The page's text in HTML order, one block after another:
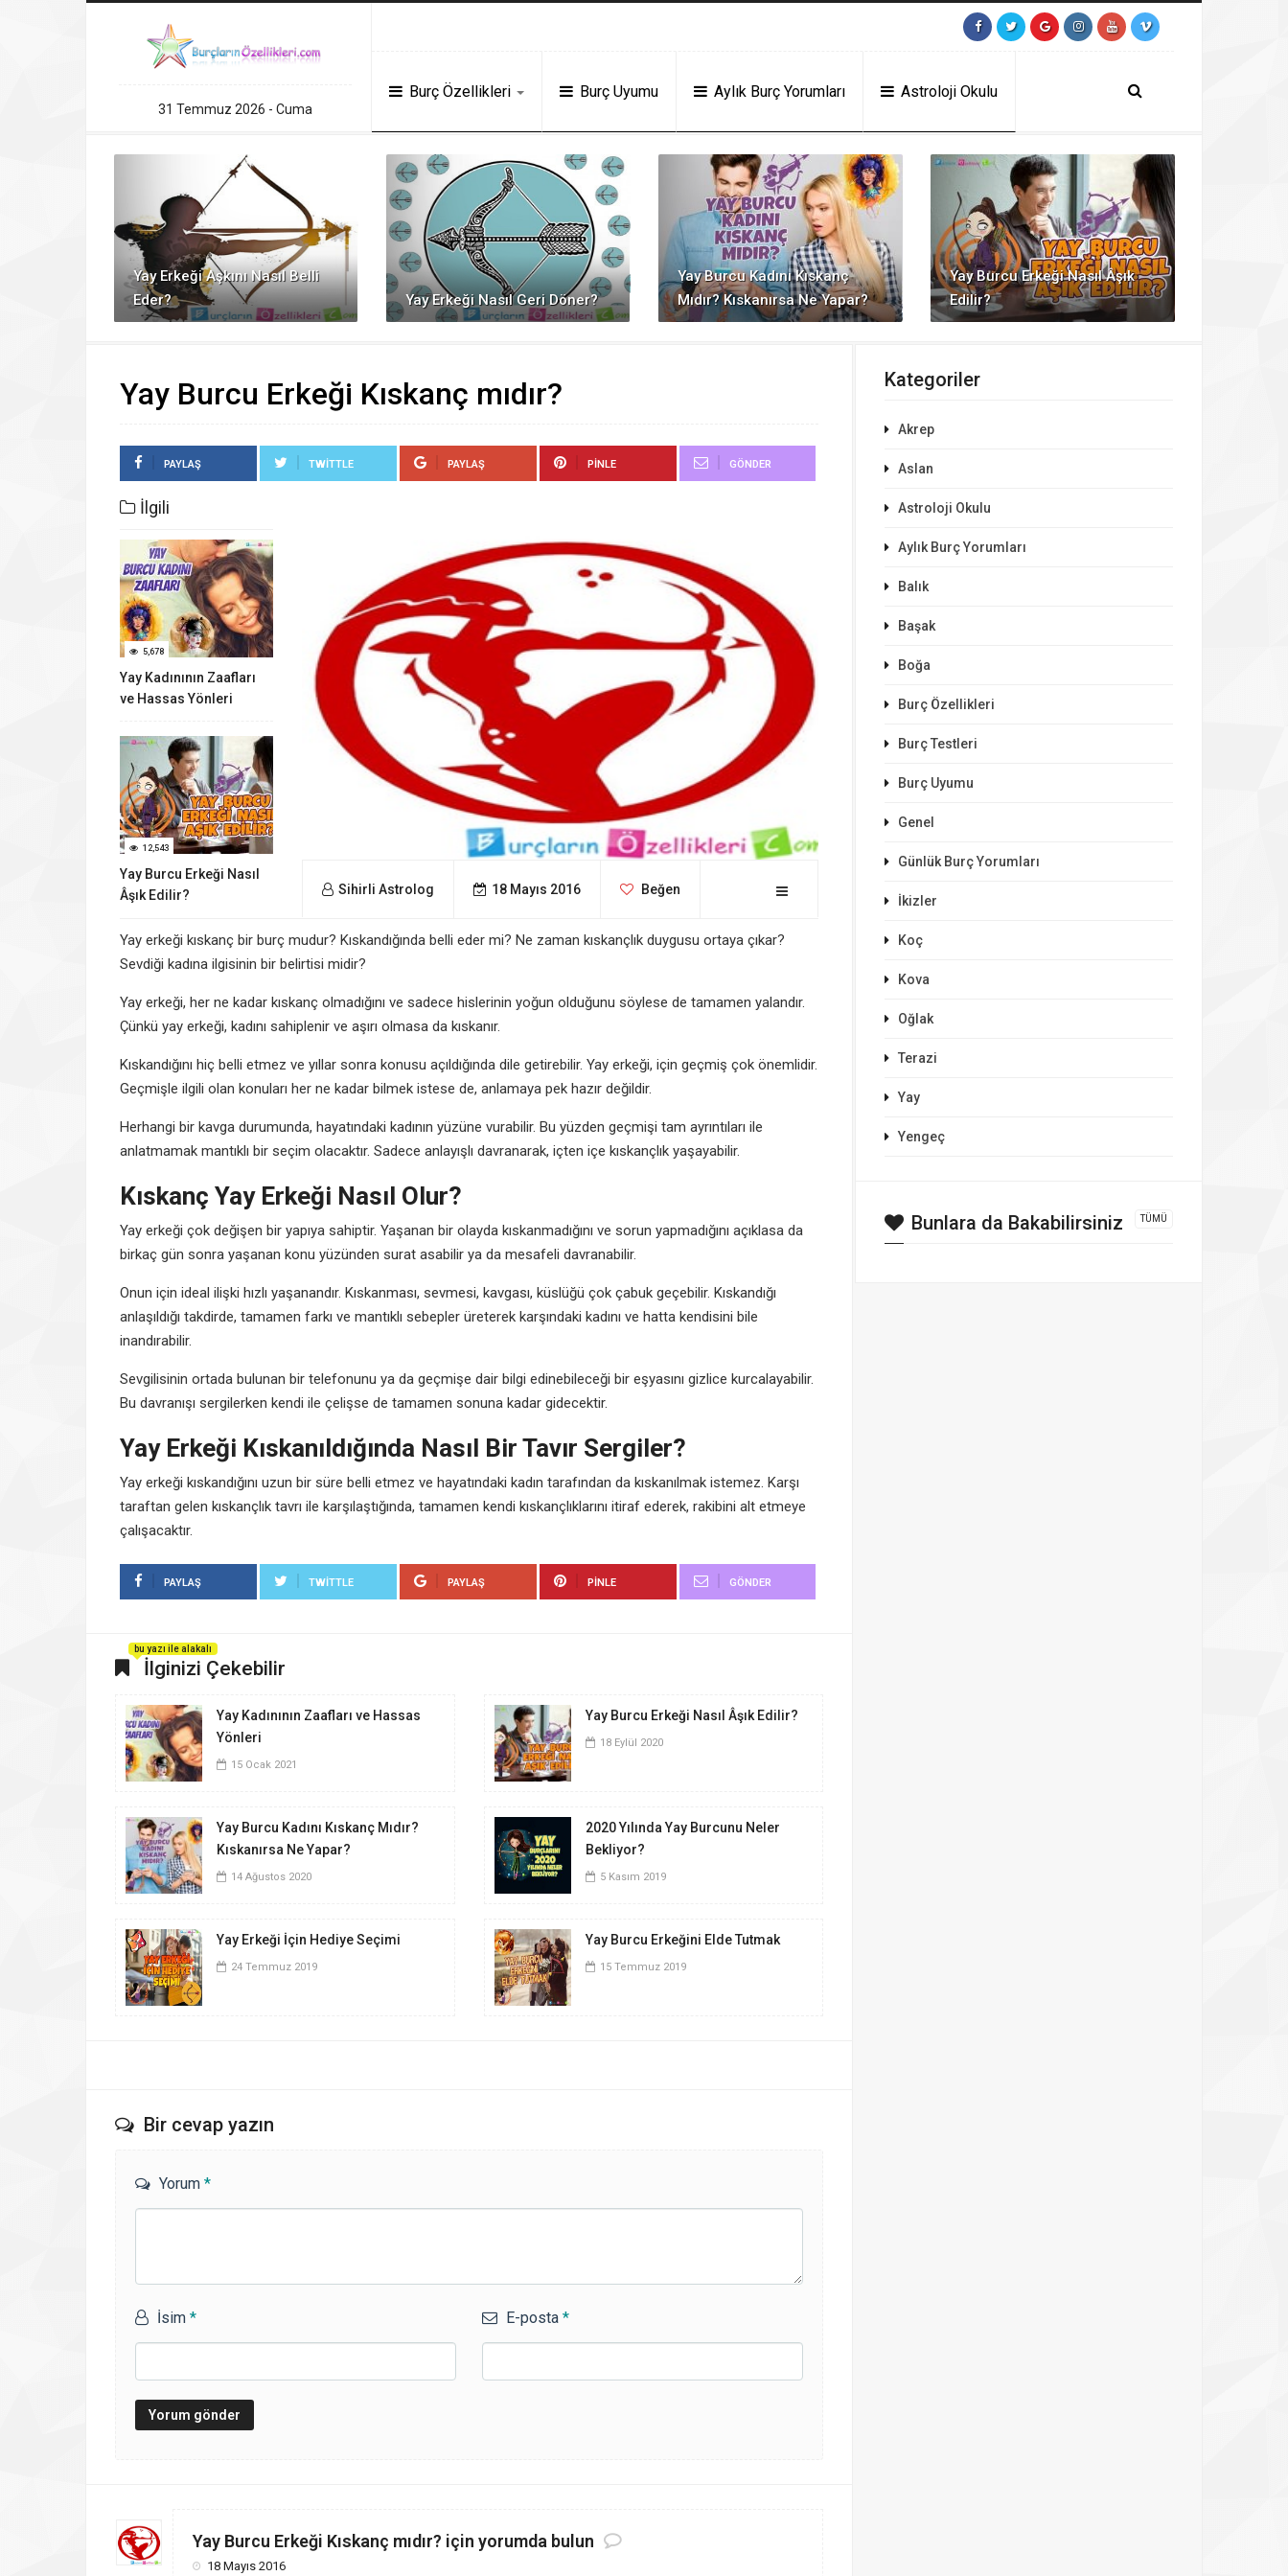
https://contact.moerleinlagerhouse.com/ https://milliol.com/
31 Temmuz 2026 - Cuma
Burç Özellikleri Burç Uyumu Aylık Burç Yorumları Astroloji Okulu
Yay Erkeği Aşkını Nasıl Belli
Eder?
Yay Erkeği Nasıl Geri Döner?
Yay Burcu Kadını Kıskanç
Mıdır? Kıskanırsa Ne Yapar?
Yay Burcu Erkeği Nasıl Âşık
Edilir?
Yay Burcu Erkeği Kıskanç mıdır?
PAYLAŞ TWITTLE PAYLAŞ PINLE GÖNDER
İlgili
5,678
Yay Kadınının Zaafları
ve Hassas Yönleri
12,543
Yay Burcu Erkeği Nasıl
Âşık Edilir?
Sihirli Astrolog 18 Mayıs 2016 Beğen
Yay erkeği kıskanç bir burç mudur? Kıskandığında belli eder mi? Ne zaman kıskançlık duygusu ortaya çıkar?
Sevdiği kadına ilgisinin bir belirtisi midir?
Yay erkeği, her ne kadar kıskanç olmadığını ve sadece hislerinin yoğun olduğunu söylese de tamamen yalandır.
Çünkü yay erkeği, kadını sahiplenir ve aşırı olmasa da kıskanır.
Kıskandığını hiç belli etmez ve yıllar sonra konusu açıldığında dile getirebilir. Yay erkeği, için geçmiş çok önemlidir.
Geçmişle ilgili olan konuları her ne kadar bilmek istese de, anlamaya pek hazır değildir.
Herhangi bir kavga durumunda, hayatındaki kadının yüzüne vurabilir. Bu yüzden geçmişi tam ayrıntıları ile
anlatmamak mantıklı bir seçim olacaktır. Sadece anlayışlı davranarak, içten içe kıskançlık yaşayabilir.
Kıskanç Yay Erkeği Nasıl Olur?
Yay erkeği çok değişen bir yapıya sahiptir. Yaşanan bir olayda kıskanmadığını ve sorun yapmadığını açıklasa da
birkaç gün sonra yaşanan konu yüzünden surat asabilir ya da mesafeli davranabilir.
Onun için ideal ilişki hızlı yaşanandır. Kıskanması, sevmesi, kavgası, küslüğü çok çabuk geçebilir. Kıskandığı
anlaşıldığı takdirde, tamamen farkı ve mantıklı sebepler üreterek karşındaki kadını ve hatta kendisini bile
inandırabilir.
Sevgilisinin ortada bulunan bir telefonunu ya da geçmişe dair bilgi edinebileceği bir eşyasını gizlice kurcalayabilir.
Bu davranışı sergilerken kendi ile çelişse de tamamen sonuna kadar gidecektir.
Yay Erkeği Kıskanıldığında Nasıl Bir Tavır Sergiler?
Yay erkeği kıskandığını uzun bir süre belli etmez ve hayatındaki kadın tarafından da kıskanılmak istemez. Karşı
taraftan gelen kıskançlık tavrı ile karşılaştığında, tamamen kendi kıskançlıklarını itiraf ederek, rakibini alt etmeye
çalışacaktır.
PAYLAŞ TWITTLE PAYLAŞ PINLE GÖNDER
İlginizi Çekebilir
bu yazı ile alakalı
Yay Kadınının Zaafları ve Hassas
Yönleri
15 Ocak 2021
Yay Burcu Erkeği Nasıl Âşık Edilir?
18 Eylül 2020
Yay Burcu Kadını Kıskanç Mıdır?
Kıskanırsa Ne Yapar?
14 Ağustos 2020
2020 Yılında Yay Burcunu Neler
Bekliyor?
5 Kasım 2019
Yay Erkeği İçin Hediye Seçimi
24 Temmuz 2019
Yay Burcu Erkeğini Elde Tutmak
15 Temmuz 2019
Bir cevap yazın
Yorum *
İsim * E-posta*
Yay Burcu Erkeği Kıskanç mıdır? için yorumda bulun
18 Mayıs 2016
Kategoriler
Akrep
Aslan
Astroloji Okulu
Aylık Burç Yorumları
Balık
Başak
Boğa
Burç Özellikleri
Burç Testleri
Burç Uyumu
Genel
Günlük Burç Yorumları
İkizler
Koç
Kova
Oğlak
Terazi
Yay
Yengeç
Bunlara da Bakabilirsiniz TÜMÜ